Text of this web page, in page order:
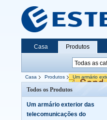
Casa Produtos
Casa Produtos Um armário
equipamento de comunicação
Todos os Produtos
Um armário exterior das
telecomunicações do